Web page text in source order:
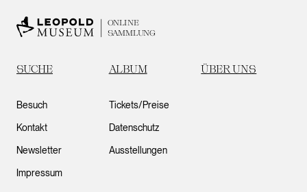
ONLINE
SAMMLUNG
SUCHE ALBUM ÜBER UNS
Besuch
Kontakt
Newsletter
Impressum
Tickets/Preise
Datenschutz
Ausstellungen